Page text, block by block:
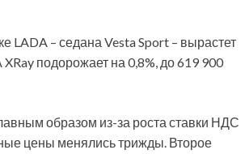
LADA – седана Vesta Sport – вырастет
XRay подорожает на 0,8%, до 619 900
образом из-за роста ставки НДС
цены менялись трижды. Второе